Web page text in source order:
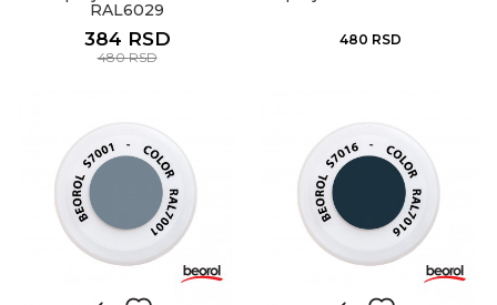
RAL6029
384 RSD
480RSD
480 RSD